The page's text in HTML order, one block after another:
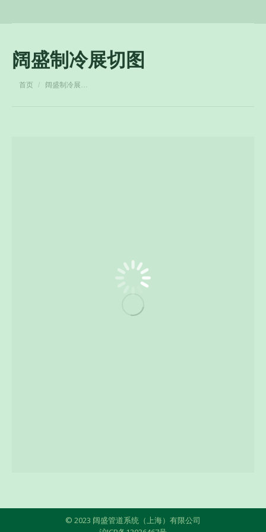
阔盛制冷展切图
您在这里：
首页 阔盛制冷展…
© 2023 阔盛管道系统（上海）有限公司